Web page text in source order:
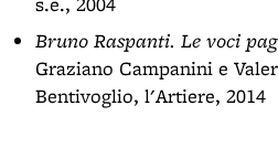
Bruno Raspanti. Le voci
Graziano Campanini e
Bentivoglio, l'Artiere, 2014